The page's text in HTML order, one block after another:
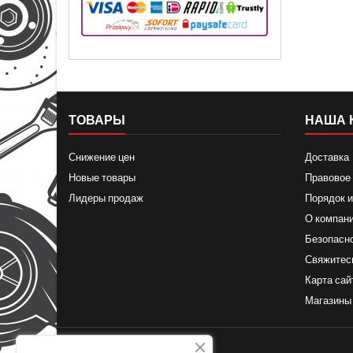
ТОВАРЫ
Снижение цен
Новые товары
Лидеры продаж
НАША
Доставка
Порядок
О
Карта
Магазины